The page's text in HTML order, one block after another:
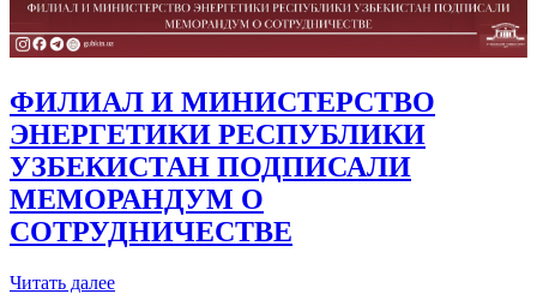
ФИЛИАЛ И МИНИСТЕРСТВО
ЭНЕРГЕТИКИ РЕСПУБЛИКИ
УЗБЕКИСТАН ПОДПИСАЛИ
МЕМОРАНДУМ О
СОТРУДНИЧЕСТВЕ
Читать далее